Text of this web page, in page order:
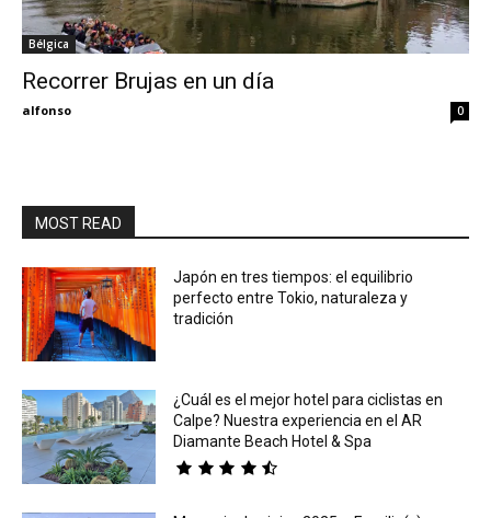
Bélgica
Recorrer Brujas en un día
alfonso 0
MOST READ
Japón en tres tiempos: el equilibrio
perfecto entre Tokio, naturaleza y
tradición
¿Cuál es el mejor hotel para ciclistas en
Calpe? Nuestra experiencia en el AR
Diamante Beach Hotel & Spa